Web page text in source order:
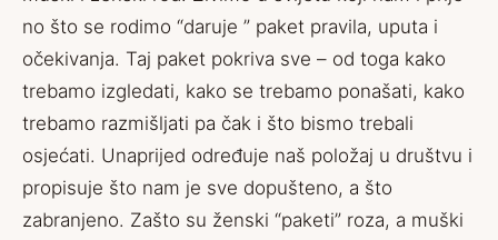
no što se rodimo “daruje ” paket pravila, uputa i
očekivanja. Taj paket pokriva sve – od toga kako
trebamo izgledati, kako se trebamo ponašati, kako
trebamo razmišljati pa čak i što bismo trebali
osjećati. Unaprijed određuje naš položaj u društvu i
propisuje što nam je sve dopušteno, a što
zabranjeno. Zašto su ženski “paketi” roza, a muški